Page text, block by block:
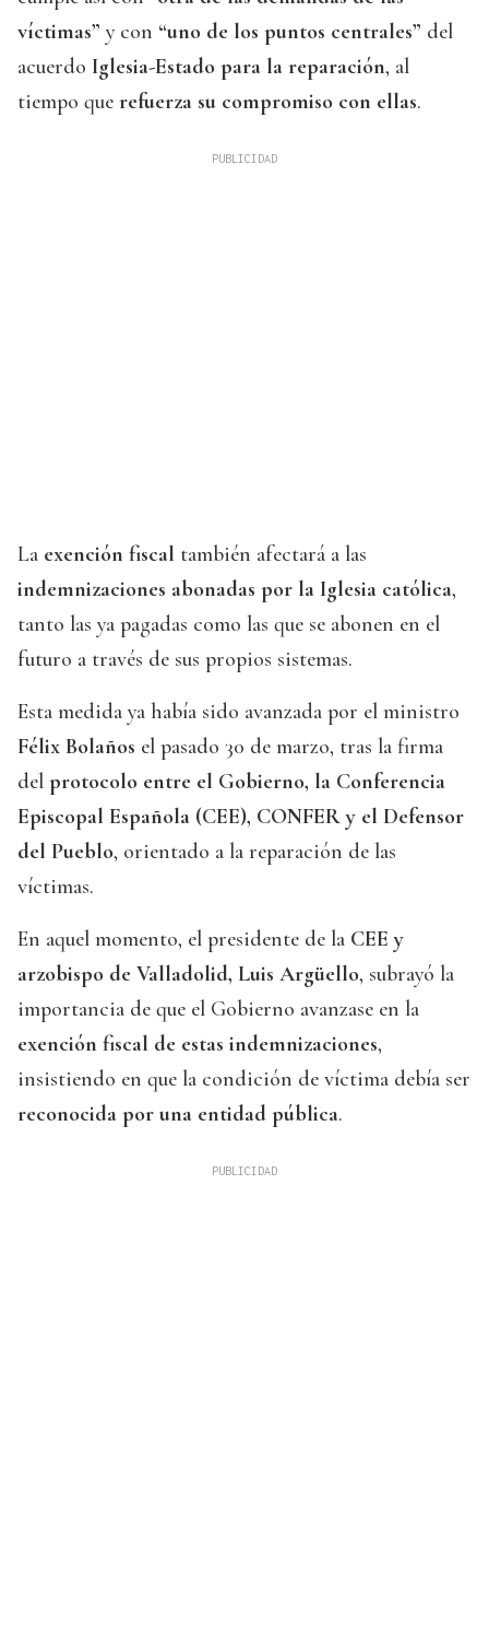
víctimas” y con “uno de los puntos centrales” del
acuerdo Iglesia-Estado para la reparación, al
tiempo que refuerza su compromiso con ellas.
La exención fiscal también afectará a las
indemnizaciones abonadas por la Iglesia católica,
tanto las ya pagadas como las que se abonen en el
futuro a través de sus propios sistemas.
Esta medida ya había sido avanzada por el ministro
Félix Bolaños el pasado 30 de marzo, tras la firma
del protocolo entre el Gobierno, la Conferencia
Episcopal Española (CEE), CONFER y el Defensor
del Pueblo, orientado a la reparación de las
víctimas.
En aquel momento, el presidente de la CEE y
arzobispo de Valladolid, Luis Argüello, subrayó la
importancia de que el Gobierno avanzase en la
exención fiscal de estas indemnizaciones,
insistiendo en que la condición de víctima debía ser
reconocida por una entidad pública.